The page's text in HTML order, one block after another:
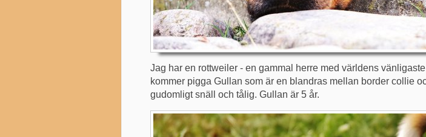
Jag har en rottweiler - en gammal herre med världens
kommer pigga Gullan som är en blandras mellan border collie
gudomligt snäll och tålig. Gullan är 5 år.